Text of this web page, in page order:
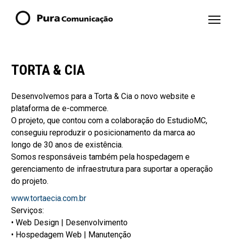
TORTA & CIA
Desenvolvemos para a Torta & Cia o novo website e
plataforma de e-commerce.
O projeto, que contou com a colaboração do EstudioMC,
conseguiu reproduzir o posicionamento da marca ao
longo de 30 anos de existência.
Somos responsáveis também pela hospedagem e
gerenciamento de infraestrutura para suportar a operação
do projeto.
www.tortaecia.com.br
Serviços:
• Web Design | Desenvolvimento
• Hospedagem Web | Manutenção